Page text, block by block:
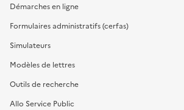
Démarches en ligne
Formulaires administratifs (cerfas)
Simulateurs
Modèles de lettres
Outils de recherche
Allo Service Public